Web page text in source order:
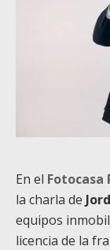
En el Fotocasa
la charla de
equipos
licencia de la